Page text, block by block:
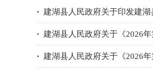
建湖县人民政府关于印发建
建湖县人民政府关于《2026
建湖县人民政府关于《2026